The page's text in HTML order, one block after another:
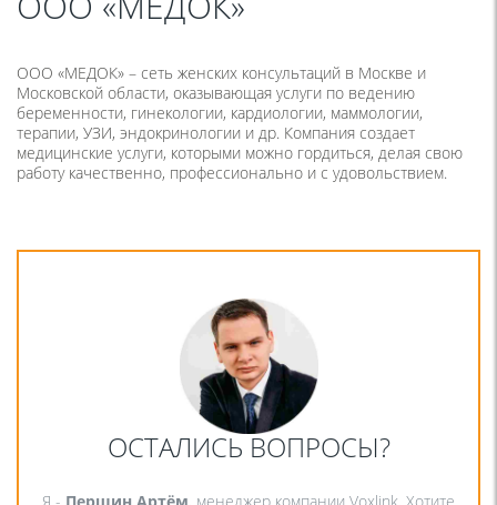
ООО «МЕДОК» – сеть женских консультаций в Москве и
Московской области, оказывающая услуги по ведению
беременности, гинекологии, кардиологии, маммологии,
терапии, УЗИ, эндокринологии и др. Компания создает
медицинские услуги, которыми можно гордиться, делая свою
работу качественно, профессионально и с удовольствием.
ОСТАЛИСЬ ВОПРОСЫ?